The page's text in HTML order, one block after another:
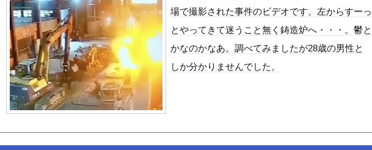
中国「大豪雨！」三峡ダム「基礎部分破損」中国「全力放流！」台風13号「中国上陸予測」...
職場の人妻と不倫をして、ついに、、、
韓国国会、サッカー前代表監督を追及「なぜ負けたのか」
日本旅行キャンセルすべきか…1万年ぶり史上最大級の火山の兆し＝韓国の反応
うちのネコが目の前にいた。私が上に物を投げるフリをする → 猫はこうなります…
【お前らも気をつけような！】ガールズバンドのボーカルさん、客席ダイブした結果『こう』...
【朗報】秋田県、オイルマネーが転がり込んでガチで東北最強へｗｗｗｗｗｗｗｗｗｗｗｗ
【朗報】むちむち女子バレー選手さん、脱いでしまう
場で撮影された事件のビデオです。左からすーっ
とやってきて迷うこと無く鋳造炉へ・・・。鬱と
かなのかなあ。調べてみましたが28歳の男性と
しか分かりませんでした。